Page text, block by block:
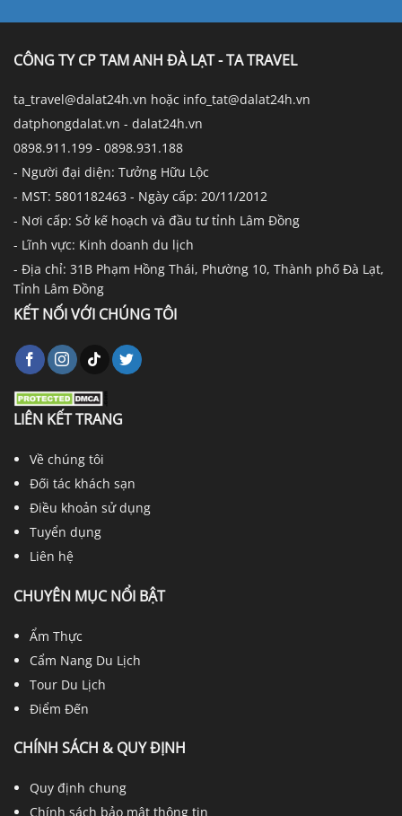
CÔNG TY CP TAM ANH ĐÀ LẠT - TA TRAVEL
ta_travel@dalat24h.vn hoặc info_tat@dalat24h.vn
datphongdalat.vn - dalat24h.vn
0898.911.199 - 0898.931.188
- Người đại diện: Tưởng Hữu Lộc
- MST: 5801182463 - Ngày cấp: 20/11/2012
- Nơi cấp: Sở kế hoạch và đầu tư tỉnh Lâm Đồng
- Lĩnh vực: Kinh doanh du lịch
- Địa chỉ: 31B Phạm Hồng Thái, Phường 10, Thành phố Đà Lạt,
Tỉnh Lâm Đồng
KẾT NỐI VỚI CHÚNG TÔI
LIÊN KẾT TRANG
Về chúng tôi
Đối tác khách sạn
Điều khoản sử dụng
Tuyển dụng
Liên hệ
CHUYÊN MỤC NỔI BẬT
Ẩm Thực
Cẩm Nang Du Lịch
Tour Du Lịch
Điểm Đến
CHÍNH SÁCH & QUY ĐỊNH
Quy định chung
Chính sách bảo mật thông tin